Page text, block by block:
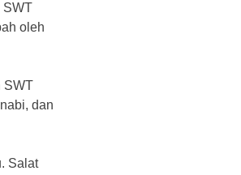
SWT
oleh
SWT
dan
Salat